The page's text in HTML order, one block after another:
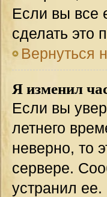
Если вы все
сделать это
Вернуться
Я изменил
Если вы
летнего
неверно, то
сервере.
устранил ее.